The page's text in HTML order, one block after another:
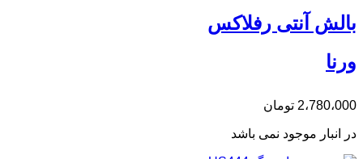
بالش آنتی رفلاکس
ورنا
2،780،000 تومان
در انبار موجود نمی باشد